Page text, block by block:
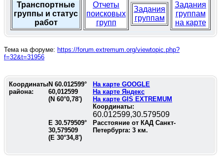
Транспортные
группы и статус
работ
Отчеты
поисковых
групп
Задания
группам
Задания
группам
на карте
Тема на форуме: https://forum.extremum.org/viewtopic.php?
f=32&t=31956
Координаты
района:
N 60.012599°
60,012599
(N 60°0,78')
На карте GOOGLE
На карте Яндекс
На карте GIS EXTREMUM
Координаты:
60.012599,30.579509
E 30.579509°
30,579509
(E 30°34,8')
Расстояние от КАД Санкт-
Петербурга: 3 км.